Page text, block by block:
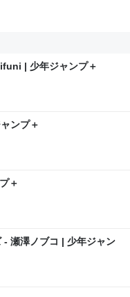
| 少年ジャンプ＋
ンプ＋
＋
- 瀬澤ノブコ | 少年ジャン